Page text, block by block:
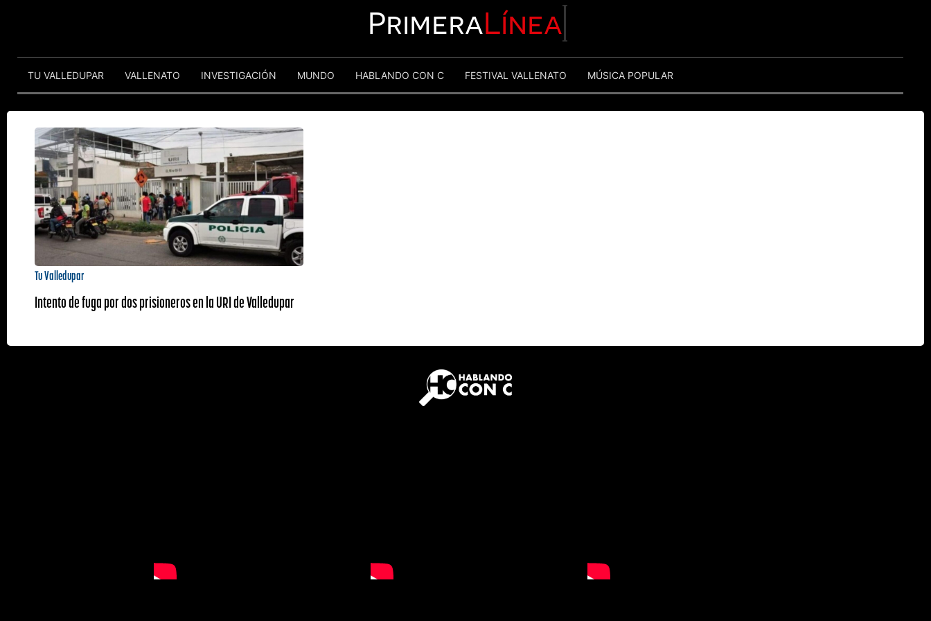
PrimeraLínea
TU VALLEDUPAR VALLENATO INVESTIGACIÓN MUNDO HABLANDO CON C FESTIVAL VALLENATO MÚSICA POPULAR
Tu Valledupar
Intento de fuga por dos prisioneros en la URI de Valledupar